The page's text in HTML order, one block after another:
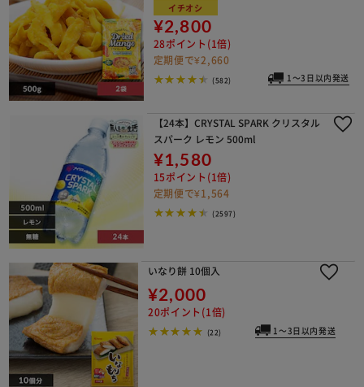
イチオシ
¥2,800
28ポイント(1倍)
定期便で¥2,660
(582) 1～3日以内発送
【24本】CRYSTAL SPARK クリスタル
スパーク レモン 500ml
¥1,580
15ポイント(1倍)
定期便で¥1,564
(2597)
いなり餅 10個入
¥2,000
20ポイント(1倍)
(22) 1～3日以内発送